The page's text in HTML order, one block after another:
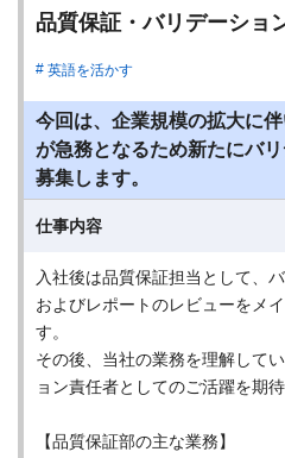
品質保証・バリデーショ
英語を活かす
今回は、企業規模の拡大に
が急務となるため新たにバ
募集します。
仕事内容
入社後は品質保証担当として、
およびレポートのレビューをメ
す。
その後、当社の業務を理解して
ョン責任者としてのご活躍を期待
【品質保証部の主な業務】